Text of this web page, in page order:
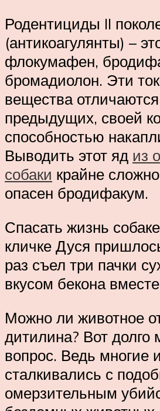
Родентициды II
(антикоагулянты) –
флокумафен,
бромадиолон. Эти
вещества
предыдущих, своей
способностью
Выводить этот яд из
собаки крайне
опасен бродифакум.
Спасать жизнь
кличке Дуся
раз съел три пачки
вкусом бекона
Можно ли животное
дитилина? Вот долго
вопрос. Ведь многие
сталкивались с
омерзительным